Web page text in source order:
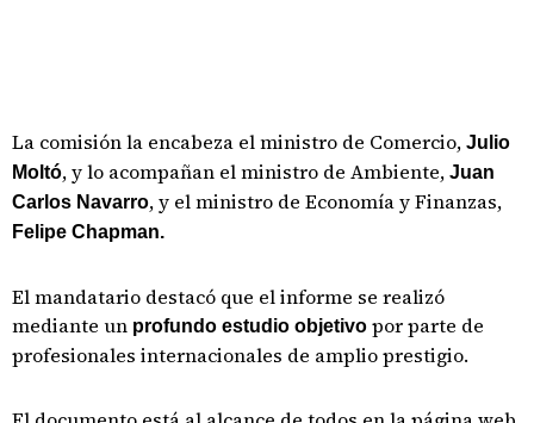
La comisión la encabeza el ministro de Comercio, Julio
Moltó, y lo acompañan el ministro de Ambiente, Juan
Carlos Navarro, y el ministro de Economía y Finanzas,
Felipe Chapman.
El mandatario destacó que el informe se realizó
mediante un profundo estudio objetivo por parte de
profesionales internacionales de amplio prestigio.